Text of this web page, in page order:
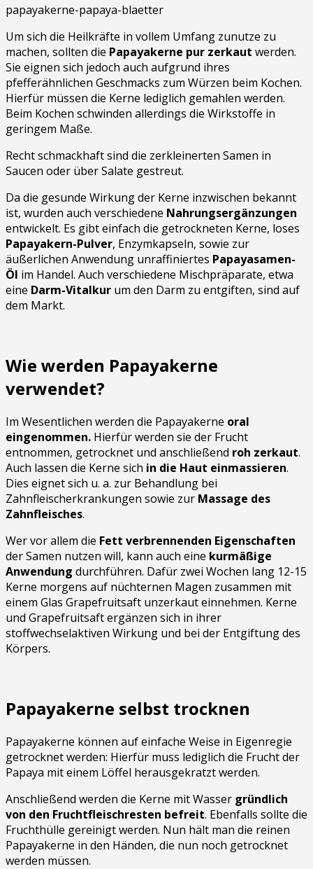
papayakerne-papaya-blaetter
Um sich die Heilkräfte in vollem Umfang zunutze zu
machen, sollten die Papayakerne pur zerkaut werden.
Sie eignen sich jedoch auch aufgrund ihres
pfefferähnlichen Geschmacks zum Würzen beim Kochen.
Hierfür müssen die Kerne lediglich gemahlen werden.
Beim Kochen schwinden allerdings die Wirkstoffe in
geringem Maße.
Recht schmackhaft sind die zerkleinerten Samen in
Saucen oder über Salate gestreut.
Da die gesunde Wirkung der Kerne inzwischen bekannt
ist, wurden auch verschiedene Nahrungsergänzungen
entwickelt. Es gibt einfach die getrockneten Kerne, loses
Papayakern-Pulver, Enzymkapseln, sowie zur
äußerlichen Anwendung unraffiniertes Papayasamen-
Öl im Handel. Auch verschiedene Mischpräparate, etwa
eine Darm-Vitalkur um den Darm zu entgiften, sind auf
dem Markt.
Wie werden Papayakerne
verwendet?
Im Wesentlichen werden die Papayakerne oral
eingenommen. Hierfür werden sie der Frucht
entnommen, getrocknet und anschließend roh zerkaut.
Auch lassen die Kerne sich in die Haut einmassieren.
Dies eignet sich u. a. zur Behandlung bei
Zahnfleischerkrankungen sowie zur Massage des
Zahnfleisches.
Wer vor allem die Fett verbrennenden Eigenschaften
der Samen nutzen will, kann auch eine kurmäßige
Anwendung durchführen. Dafür zwei Wochen lang 12-15
Kerne morgens auf nüchternen Magen zusammen mit
einem Glas Grapefruitsaft unzerkaut einnehmen. Kerne
und Grapefruitsaft ergänzen sich in ihrer
stoffwechselaktiven Wirkung und bei der Entgiftung des
Körpers.
Papayakerne selbst trocknen
Papayakerne können auf einfache Weise in Eigenregie
getrocknet werden: Hierfür muss lediglich die Frucht der
Papaya mit einem Löffel herausgekratzt werden.
Anschließend werden die Kerne mit Wasser gründlich
von den Fruchtfleischresten befreit. Ebenfalls sollte die
Fruchthülle gereinigt werden. Nun hält man die reinen
Papayakerne in den Händen, die nun noch getrocknet
werden müssen.